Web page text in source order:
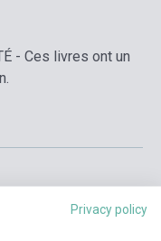
- Ces livres ont un
Privacy policy